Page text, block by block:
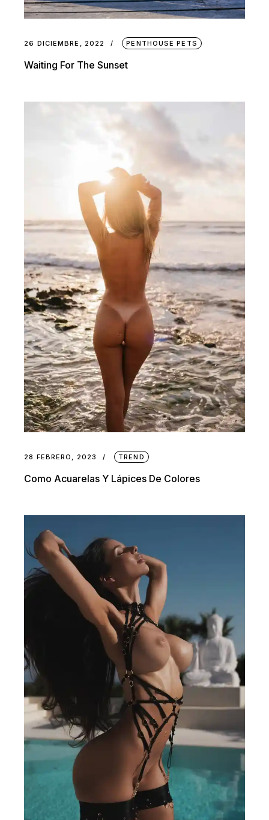
26 DICIEMBRE, 2022 PENTHOUSE PETS
Waiting For The Sunset
28 FEBRERO, 2023 TREND
Como Acuarelas Y Lápices De Colores